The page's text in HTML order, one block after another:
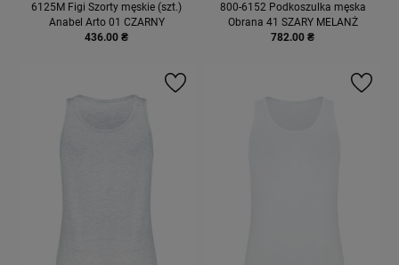
6125М Figi Szorty męskie (szt.)
Anabel Arto 01 CZARNY
436.00 ₴
800-6152 Podkoszulka męska
Obrana 41 SZARY MELANŻ
782.00 ₴